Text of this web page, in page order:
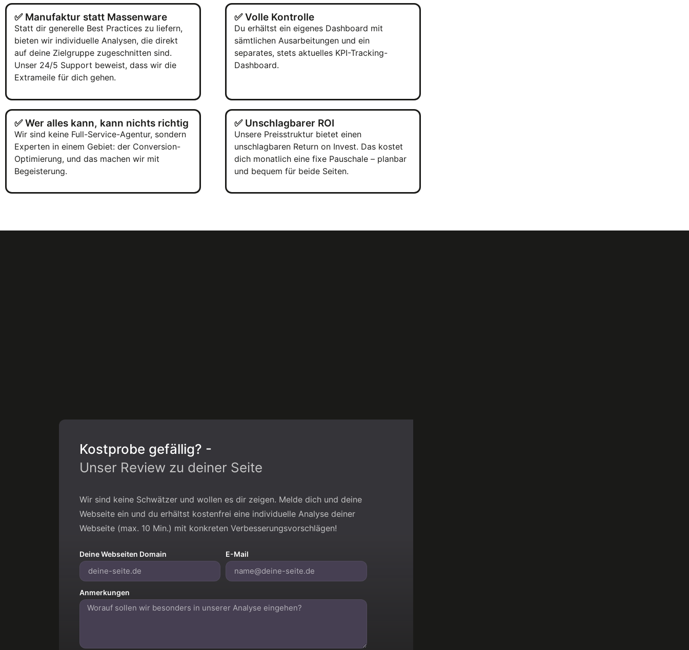
✅ Manufaktur statt Massenware
Statt dir generelle Best Practices zu liefern,
bieten wir individuelle Analysen, die direkt
auf deine Zielgruppe zugeschnitten sind.
Unser 24/5 Support beweist, dass wir die
Extrameile für dich gehen.
✅ Volle Kontrolle
Du erhältst ein eigenes Dashboard mit
sämtlichen Ausarbeitungen und ein
separates, stets aktuelles KPI-Tracking-
Dashboard.
✅ Wer alles kann, kann nichts richtig
Wir sind keine Full-Service-Agentur, sondern
Experten in einem Gebiet: der Conversion-
Optimierung, und das machen wir mit
Begeisterung.
✅ Unschlagbarer ROI
Unsere Preisstruktur bietet einen
unschlagbaren Return on Invest. Das kostet
dich monatlich eine fixe Pauschale – planbar
und bequem für beide Seiten.
Kostprobe gefällig? -
Unser Review zu deiner Seite
Wir sind keine Schwätzer und wollen es dir zeigen. Melde dich und deine
Webseite ein und du erhältst kostenfrei eine individuelle Analyse deiner
Webseite (max. 10 Min.) mit konkreten Verbesserungsvorschlägen!
Deine Webseiten Domain E-Mail
Anmerkungen